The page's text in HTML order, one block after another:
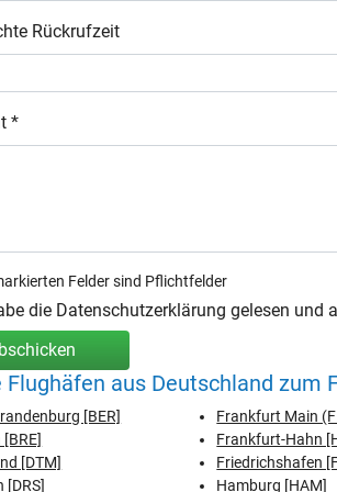
Rückrufzeit
*
Felder sind Pflichtfelder
die Datenschutzerklärung gelesen und
Flughäfen aus Deutschland zum
[BER]
[DTM]
[DRS]
Frankfurt Main
Frankfurt-Hahn
Friedrichshafen
Hamburg [HAM]